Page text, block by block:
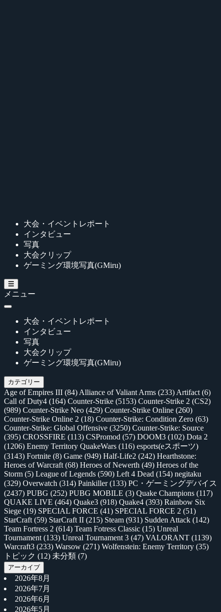
大会・イベントレポート
インタビュー
写真
大会クリップ
ゲーミング環境写真(GMiru)
メニュー
大会・イベントレポート
インタビュー
写真
大会クリップ
ゲーミング環境写真(GMiru)
カテゴリー
Age of Empires III (84) Alliance of Valiant Arms (233) Artifact (6)
Call of Duty4 (164) Counter-Strike (5153) Counter-Strike 2 (CS2)
(989) Counter-Strike Neo (429) Counter-Strike Online (260)
Counter-Strike Online 2 (18) Counter-Strike: Condition Zero (63)
Counter-Strike: Global Offensive (3250) Counter-Strike: Source
(395) CROSSFIRE (113) CSPromod (57) DOOM3 (102) Dota 2
(1206) Enemy Territory QuakeWars (116) esports(eスポーツ)
(3143) Fortnite (8) Game (949) Half-Life2 (242) Hearthstone:
Heroes of Warcraft (68) Heroes of Newerth (49) Heroes of the
Storm (5) League of Legends (590) Left 4 Dead (154) negitaku
(329) Overwatch (314) Painkiller(133) PC・ゲーミングデバイス
(2437) PUBG (252) PUBG MOBILE (3) Quake Champions (117)
QUAKE LIVE (464) Quake3 (918) Quake4 (393) Rainbow Six
Siege (19) SPECIAL FORCE (41) SPECIAL FORCE 2 (51)
StarCraft (59) StarCraft II (215) Steam (931) Sudden Attack (142)
Team Fortress 2 (614) Team Fotress Classic (15) Unreal
Tournament (133) Unreal Tournament 3 (47) VALORANT (1139)
Warcraft3 (233) Warsow (271) Wolfenstein: Enemy Territory (35)
トピック (12) 未分類 (7)
アーカイブ
2026年8月
2026年7月
2026年6月
2026年5月